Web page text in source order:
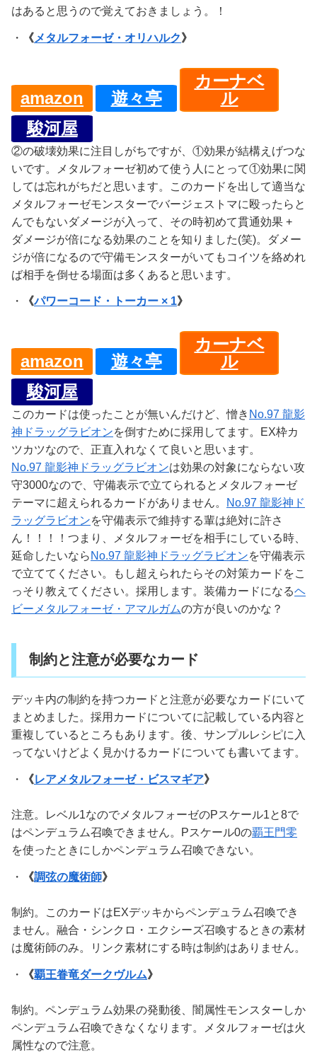
はあると思うので覚えておきましょう。！
・ 《 メタルフォーゼ・オリハルク》
amazon 遊々亭
カーナベ
ル
駿河屋
②の破壊効果に注目しがちですが、①効果が結構えげつな
いです。メタルフォーゼ初めて使う人にとって①効果に関
しては忘れがちだと思います。このカードを出して適当な
メタルフォーゼモンスターでバージェストマに殴ったらと
んでもないダメージが入って、その時初めて貫通効果 +
ダメージが倍になる効果のことを知りました(笑)。ダメー
ジが倍になるので守備モンスターがいてもコイツを絡めれ
ば相手を倒せる場面は多くあると思います。
・ 《パワーコード・トーカー × 1》
amazon 遊々亭
カーナベ
ル
駿河屋
このカードは使ったことが無いんだけど、憎き No.97 龍影
神ドラッグラビオンを倒すために採用してます。EX枠カ
ツカツなので、正直入れなくて良いと思います。
No.97 龍影神ドラッグラビオンは効果の対象にならない攻
守3000なので、守備表示で立てられるとメタルフォーゼ
テーマに超えられるカードがありません。
No.97 龍影神ド
ラッグラビオンを守備表示で維持する輩は絶対に許さ
ん！！！！つまり、メタルフォーゼを相手にしている時、
延命したいなら No.97 龍影神ドラッグラビオンを守備表示
で立ててください。もし超えられたらその対策カードをこ
っそり教えてください。採用します。装備カードになるヘ
ビーメタルフォーゼ・アマルガムの方が良いのかな？
制約と注意が必要なカード
デッキ内の制約を持つカードと注意が必要なカードにいて
まとめました。採用カードについてに記載している内容と
重複しているところもあります。後、サンプルレシピに入
ってないけどよく見かけるカードについても書いてます。
・ 《レアメタルフォーゼ・ビスマギア》
注意。レベル1なのでメタルフォーゼのPスケール1と8で
はペンデュラム召喚できません。Pスケール0の覇王門零
を使ったときにしかペンデュラム召喚できない。
・ 《調弦の魔術師》
制約。このカードはEXデッキからペンデュラム召喚でき
ません。融合・シンクロ・エクシーズ召喚するときの素材
は魔術師のみ。リンク素材にする時は制約はありません。
・ 《覇王眷竜ダークヴルム》
制約。ペンデュラム効果の発動後、闇属性モンスターしか
ペンデュラム召喚できなくなります。メタルフォーゼは火
属性なので注意。